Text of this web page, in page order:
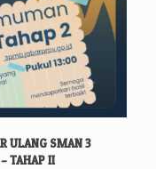
ULANG SMAN 3
TAHAP II